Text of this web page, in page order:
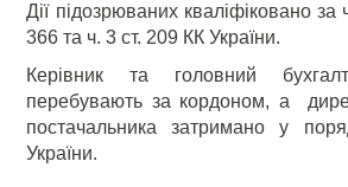
Дії підозрюваних кваліфіковано за
366 та ч. 3 ст. 209 КК України.
Керівник та головний
перебувають за кордоном, а
постачальника затримано у
України.